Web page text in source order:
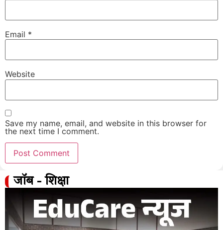
Email *
Website
Save my name, email, and website in this browser for
the next time I comment.
जॉब - शिक्षा